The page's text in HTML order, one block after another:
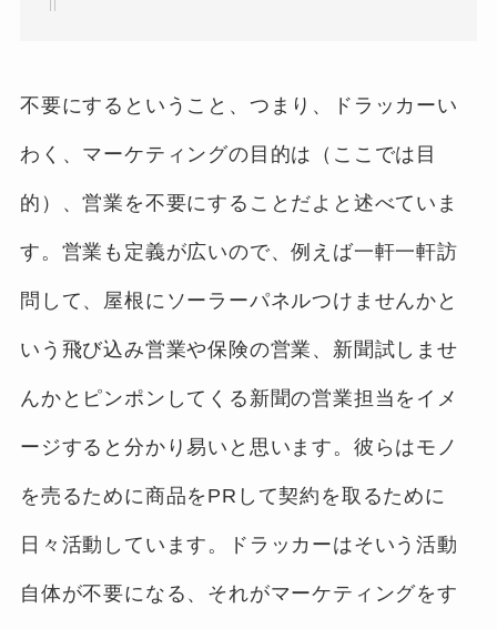
不要にするということ、つまり、ドラッカーい
わく、マーケティングの目的は（ここでは目
的）、営業を不要にすることだよと述べていま
す。営業も定義が広いので、例えば一軒一軒訪
問して、屋根にソーラーパネルつけませんかと
いう飛び込み営業や保険の営業、新聞試しませ
んかとピンポンしてくる新聞の営業担当をイメ
ージすると分かり易いと思います。彼らはモノ
を売るために商品をPRして契約を取るために
日々活動しています。ドラッカーはそいう活動
自体が不要になる、それがマーケティングをす